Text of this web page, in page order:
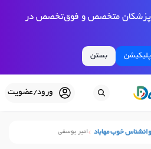
پزشکان متخصص و فوق‌تخصص در
بستن
ورود/عضویت
خوب مهاباد امیر یوسفی